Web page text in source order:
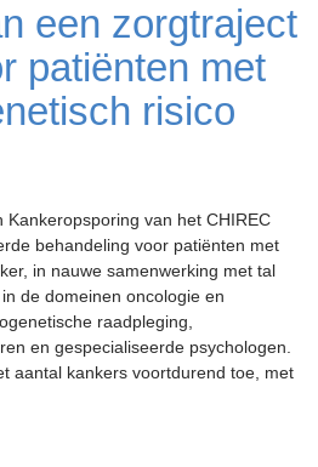
een zorgtraject
patiënten met
risico
Kankeropsporing van het CHIREC
behandeling voor patiënten met
in nauwe samenwerking met tal
de domeinen oncologie en
raadpleging,
en gespecialiseerde psychologen.
aantal kankers voortdurend toe, met